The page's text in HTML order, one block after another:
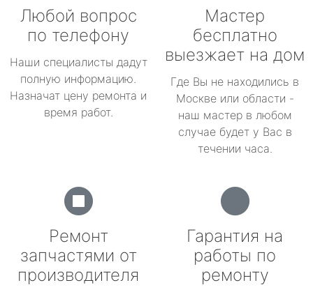
Любой вопрос
по телефону
Наши специалисты дадут
полную информацию.
Назначат цену ремонта и
время работ.
Мастер
бесплатно
выезжает на дом
Где Вы не находились в
Москве или области -
наш мастер в любом
случае будет у Вас в
течении часа.
Ремонт
запчастями от
производителя
Гарантия на
работы по
ремонту